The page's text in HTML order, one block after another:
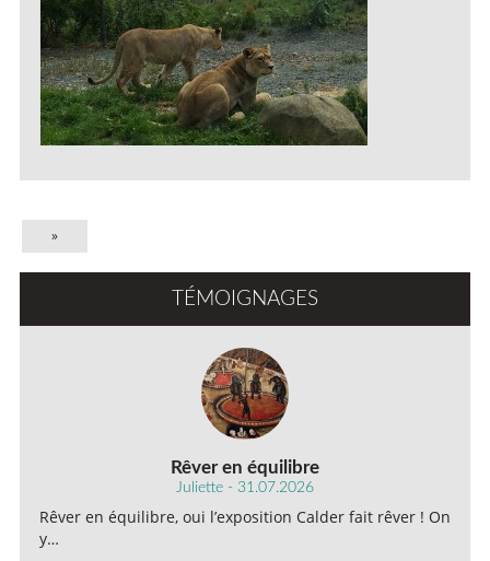
»
TÉMOIGNAGES
Rêver en équilibre
Juliette - 31.07.2026
Rêver en équilibre, oui l’exposition Calder fait rêver ! On
y…